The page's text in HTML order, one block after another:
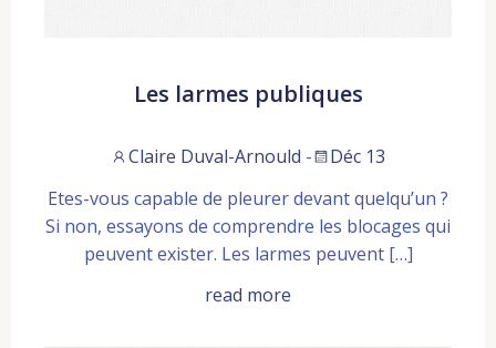
Les larmes publiques
Claire Duval-Arnould -
Déc 13
Etes-vous capable de pleurer devant quelqu’un ?
Si non, essayons de comprendre les blocages qui
peuvent exister. Les larmes peuvent […]
read more